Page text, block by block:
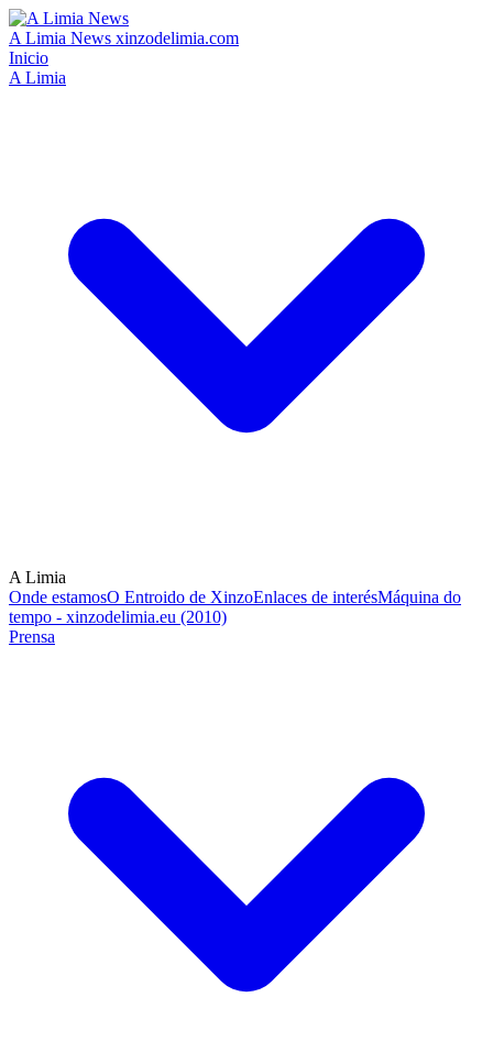
A Limia News xinzodelimia.com
Inicio
A Limia
A Limia
Onde estamosO Entroido de XinzoEnlaces de interésMáquina do
tempo - xinzodelimia.eu (2010)
Prensa